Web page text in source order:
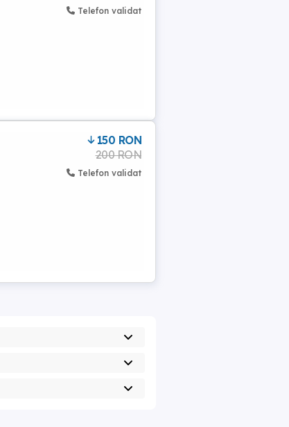
Telefon validat
150 RON
200 RON
Telefon validat